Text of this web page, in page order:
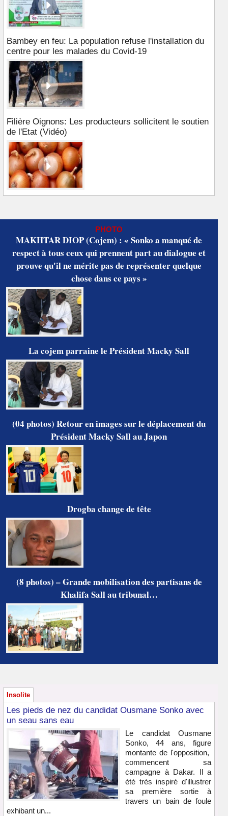
Bambey en feu: La population refuse l'installation du
centre pour les malades du Covid-19
Filière Oignons: Les producteurs sollicitent le soutien
de l'Etat (Vidéo)
PHOTO
MAKHTAR DIOP (Cojem) : « Sonko a manqué de
respect à tous ceux qui prennent part au dialogue et
prouve qu'il ne mérite pas de représenter quelque
chose dans ce pays »
La cojem parraine le Président Macky Sall
(04 photos) Retour en images sur le déplacement du
Président Macky Sall au Japon
Drogba change de tête
(8 photos) – Grande mobilisation des partisans de
Khalifa Sall au tribunal…
Insolite
Les pieds de nez du candidat Ousmane Sonko avec
un seau sans eau
Le candidat Ousmane
Sonko, 44 ans, figure
montante de l'opposition,
commencent sa
campagne à Dakar. Il a
été très inspiré d'illustrer
sa première sortie à
travers un bain de foule
exhibant un...